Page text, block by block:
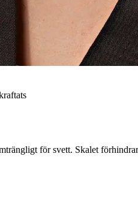
för svett. Skalet